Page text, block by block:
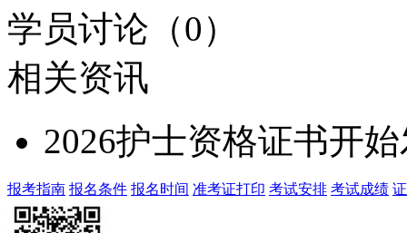
学员讨论（0）
相关资讯
2026护士资格证书开
报考指南 报名条件 报名时间 准考证打印 考试安排 考试成绩